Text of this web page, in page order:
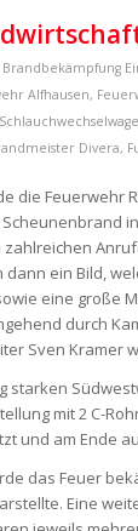
Brandbekämpfung
Alfhausen,
Divera,
die
zahlreichen
ein Bild,
eine große
durch
Sven Kramer
mit 2 C-
und am Ende
das Feuer
Eine